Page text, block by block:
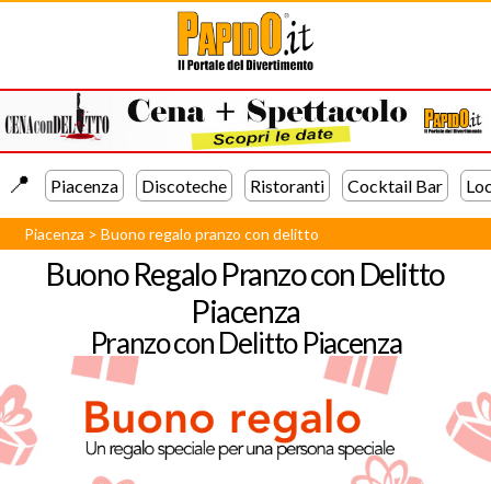
📍️ Piacenza Discoteche Ristoranti Cocktail Bar
Piacenza >Buono regalo pranzo con delitto
Buono Regalo Pranzo con Delitto
Piacenza
Pranzo con Delitto Piacenza